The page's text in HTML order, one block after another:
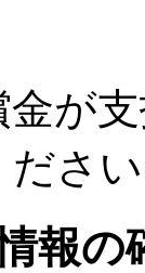
が
ださ
報の